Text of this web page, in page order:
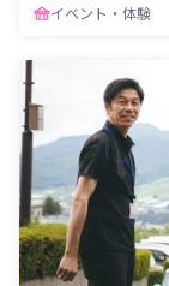
イベント・体験